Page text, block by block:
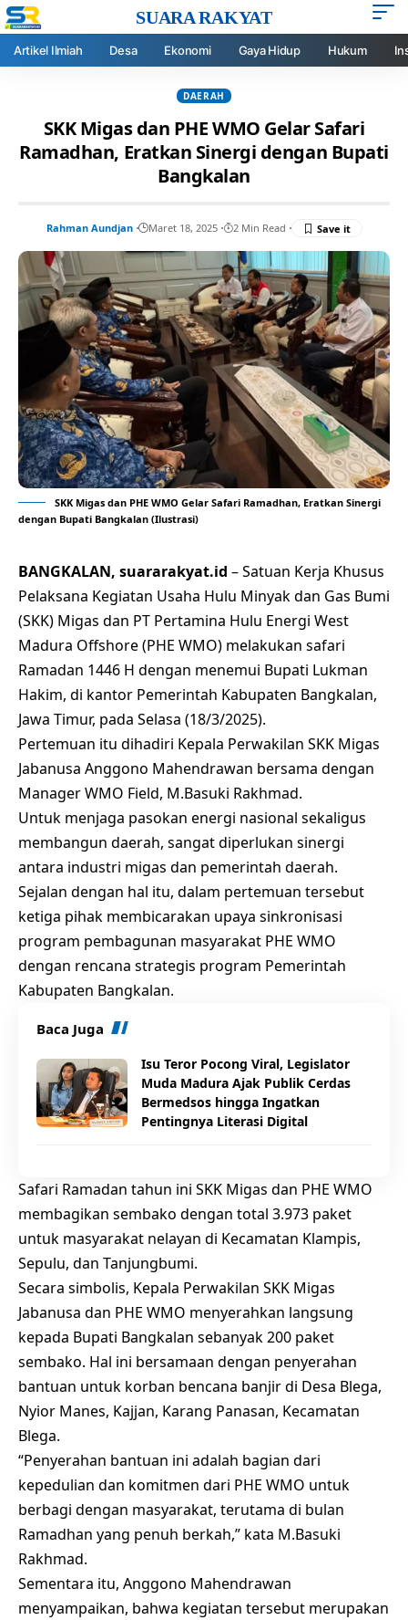
SUARA RAKYAT
Artikel Ilmiah Desa Ekonomi Gaya Hidup Hukum
DAERAH
SKK Migas dan PHE WMO Gelar Safari
Ramadhan, Eratkan Sinergi dengan Bupati
Bangkalan
Rahman Aundjan Maret 18, 2025 2 Min Read
SKK Migas dan PHE WMO Gelar Safari Ramadhan, Eratkan Sinergi
dengan Bupati Bangkalan (Ilustrasi)
BANGKALAN, suararakyat.id – Satuan Kerja Khusus
Pelaksana Kegiatan Usaha Hulu Minyak dan Gas Bumi
(SKK) Migas dan PT Pertamina Hulu Energi West
Madura Offshore (PHE WMO) melakukan safari
Ramadan 1446 H dengan menemui Bupati Lukman
Hakim, di kantor Pemerintah Kabupaten Bangkalan,
Jawa Timur, pada Selasa (18/3/2025).
Pertemuan itu dihadiri Kepala Perwakilan SKK Migas
Jabanusa Anggono Mahendrawan bersama dengan
Manager WMO Field, M.Basuki Rakhmad.
Untuk menjaga pasokan energi nasional sekaligus
membangun daerah, sangat diperlukan sinergi
antara industri migas dan pemerintah daerah.
Sejalan dengan hal itu, dalam pertemuan tersebut
ketiga pihak membicarakan upaya sinkronisasi
program pembagunan masyarakat PHE WMO
dengan rencana strategis program Pemerintah
Kabupaten Bangkalan.
Baca Juga
Isu Teror Pocong Viral, Legislator
Muda Madura Ajak Publik Cerdas
Bermedsos hingga Ingatkan
Pentingnya Literasi Digital
Safari Ramadan tahun ini SKK Migas dan PHE WMO
membagikan sembako dengan total 3.973 paket
untuk masyarakat nelayan di Kecamatan Klampis,
Sepulu, dan Tanjungbumi.
Secara simbolis, Kepala Perwakilan SKK Migas
Jabanusa dan PHE WMO menyerahkan langsung
kepada Bupati Bangkalan sebanyak 200 paket
sembako. Hal ini bersamaan dengan penyerahan
bantuan untuk korban bencana banjir di Desa Blega,
Nyior Manes, Kajjan, Karang Panasan, Kecamatan
Blega.
“Penyerahan bantuan ini adalah bagian dari
kepedulian dan komitmen dari PHE WMO untuk
berbagi dengan masyarakat, terutama di bulan
Ramadhan yang penuh berkah,” kata M.Basuki
Rakhmad.
Sementara itu, Anggono Mahendrawan
menyampaikan, bahwa kegiatan tersebut merupakan